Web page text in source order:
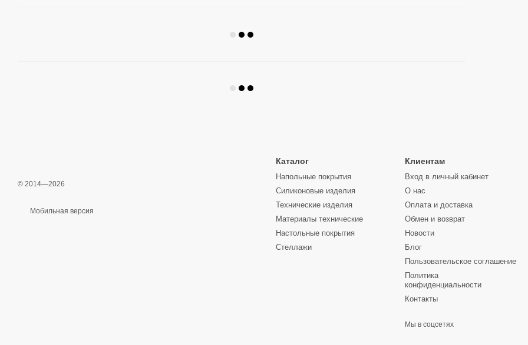
© 2014—2026
Мобильная версия
Каталог
Напольные покрытия
Силиконовые изделия
Технические изделия
Материалы технические
Настольные покрытия
Стеллажи
Клиентам
Вход в личный кабинет
О нас
Оплата и доставка
Обмен и возврат
Новости
Блог
Пользовательское соглашение
Политика
конфиденциальности
Контакты
Мы в соцсетях